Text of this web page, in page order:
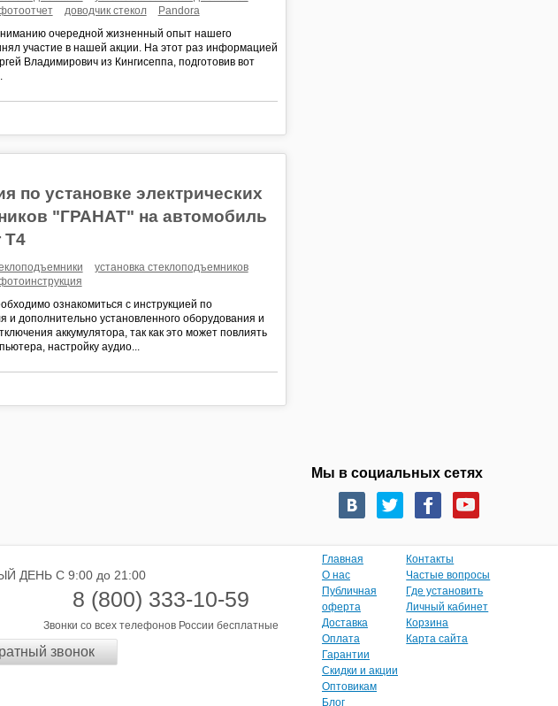
доводчик стекол
Pandora
очередной жизненный опыт нашего
участие в нашей акции. На этот раз информацией
Владимирович из Кингисеппа, подготовив вот
по установке электрических
"ГРАНАТ" на автомобиль
T4
установка стеклоподъемников
ознакомиться с инструкцией по
и дополнительно установленного оборудования и
аккумулятора, так как это может повлиять
настройку аудио...
Мы в социальных сетях
ДЕНЬ С 9:00 до 21:00
8 (800) 333-10-59
Звонки со всех телефонов России бесплатные
звонок
Главная
О нас
Публичная
оферта
Доставка
Оплата
Гарантии
Скидки и акции
Оптовикам
Блог
Контакты
Частые вопросы
Где установить
Личный кабинет
Корзина
Карта сайта